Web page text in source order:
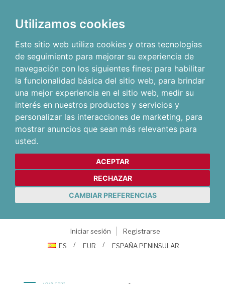
Utilizamos cookies
Este sitio web utiliza cookies y otras tecnologías
de seguimiento para mejorar su experiencia de
navegación con los siguientes fines: para habilitar
la funcionalidad básica del sitio web, para brindar
una mejor experiencia en el sitio web, medir su
interés en nuestros productos y servicios y
personalizar las interacciones de marketing, para
mostrar anuncios que sean más relevantes para
usted.
ACEPTAR
RECHAZAR
CAMBIAR PREFERENCIAS
Iniciar sesión
Registrarse
ES
EUR ESPAÑA PENINSULAR